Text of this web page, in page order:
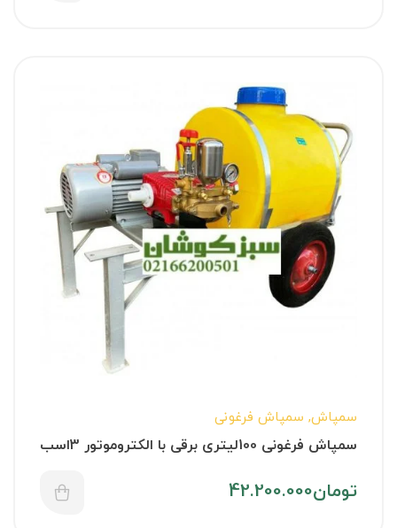
سمپاش, سمپاش فرغونی
سمپاش فرغونی 100لیتری برقی با الکتروموتور 3اسب
تومان42.200.000